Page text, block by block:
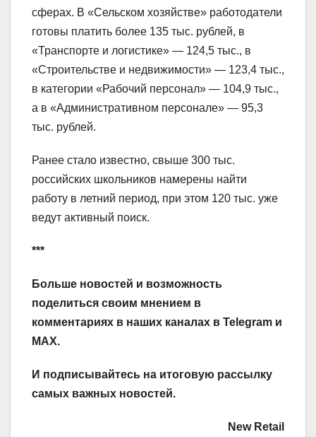
сферах. В «Сельском хозяйстве» работодатели
готовы платить более 135 тыс. рублей, в
«Транспорте и логистике» — 124,5 тыс., в
«Строительстве и недвижимости» — 123,4 тыс.,
в категории «Рабочий персонал» — 104,9 тыс.,
а в «Административном персонале» — 95,3
тыс. рублей.
Ранее стало известно, свыше 300 тыс.
российских школьников намерены найти
работу в летний период, при этом 120 тыс. уже
ведут активный поиск.
***
Больше новостей и возможность
поделиться своим мнением в
комментариях в наших каналах в Telegram и
MAX.
И подписывайтесь на итоговую рассылку
самых важных новостей.
New Retail